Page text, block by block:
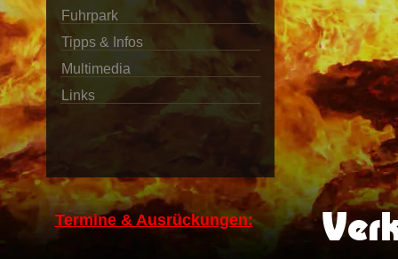
Fuhrpark
Tipps & Infos
Multimedia
Links
Termine & Ausrückungen: